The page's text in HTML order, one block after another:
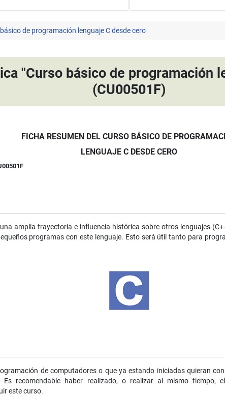
de programación lenguaje C desde cero
"Curso básico de programación
(CU00501F)
FICHA RESUMEN DEL CURSO BÁSICO DE
LENGUAJE C DESDE CERO
amplia trayectoria e influencia histórica sobre otros lenguajes
programas con este lenguaje. Esto será útil tanto para
de computadores o que ya estando iniciadas quieran
Es recomendable haber realizado, o realizar al mismo tiempo,
este curso.